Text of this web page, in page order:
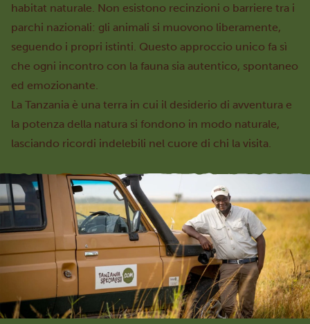
habitat naturale. Non esistono recinzioni o barriere tra i
parchi nazionali: gli animali si muovono liberamente,
seguendo i propri istinti. Questo approccio unico fa sì
che ogni incontro con la fauna sia autentico, spontaneo
ed emozionante.
La Tanzania è una terra in cui il desiderio di avventura e
la potenza della natura si fondono in modo naturale,
lasciando ricordi indelebili nel cuore di chi la visita.